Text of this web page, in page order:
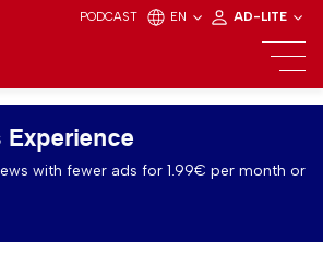
PODCAST EN AD-LITE
Experience
with fewer ads for 1.99€ per month or